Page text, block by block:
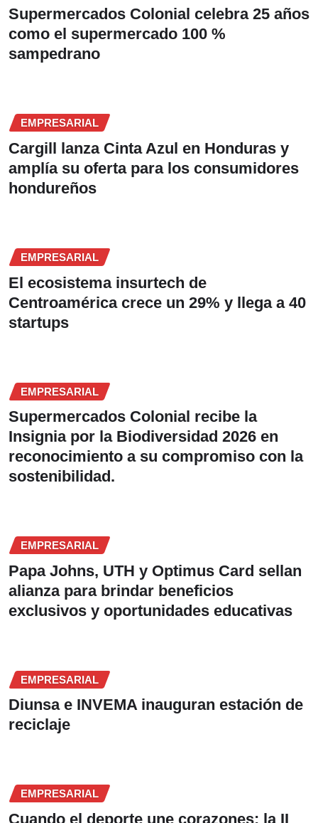
Supermercados Colonial celebra 25 años
como el supermercado 100 %
sampedrano
EMPRESARIAL
Cargill lanza Cinta Azul en Honduras y
amplía su oferta para los consumidores
hondureños
EMPRESARIAL
El ecosistema insurtech de
Centroamérica crece un 29% y llega a 40
startups
EMPRESARIAL
Supermercados Colonial recibe la
Insignia por la Biodiversidad 2026 en
reconocimiento a su compromiso con la
sostenibilidad.
EMPRESARIAL
Papa Johns, UTH y Optimus Card sellan
alianza para brindar beneficios
exclusivos y oportunidades educativas
EMPRESARIAL
Diunsa e INVEMA inauguran estación de
reciclaje
EMPRESARIAL
Cuando el deporte une corazones: la II